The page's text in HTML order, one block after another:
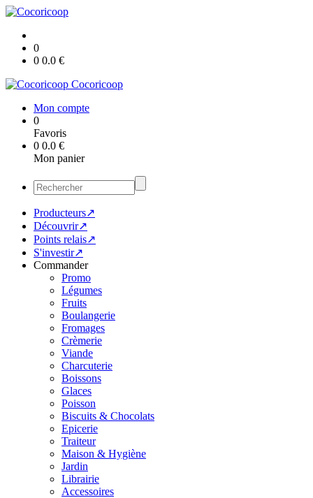
0
0 0.0 €
Cocoricoop
Mon compte
0
Favoris
0 0.0 €
Mon panier
Producteurs↗
Découvrir↗
Points relais↗
S'investir↗
Commander
Promo
Légumes
Fruits
Boulangerie
Fromages
Crèmerie
Viande
Charcuterie
Boissons
Glaces
Poisson
Biscuits & Chocolats
Epicerie
Traiteur
Maison & Hygiène
Jardin
Librairie
Accessoires